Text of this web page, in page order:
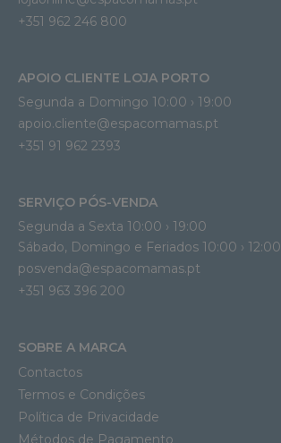
+351 962 246 800
APOIO CLIENTE LOJA PORTO
Segunda a Domingo 10:00 › 19:00
apoio.cliente@espacomamas.pt
+351 91 962 2393
SERVIÇO PÓS-VENDA
Segunda a Sexta 10:00 › 19:00
Sábado, Domingo e Feriados 10:00 › 12:00
posvenda@espacomamas.pt
+351 963 396 200
SOBRE A MARCA
Contactos
Termos e Condições
Política de Privacidade
Métodos de Pagamento